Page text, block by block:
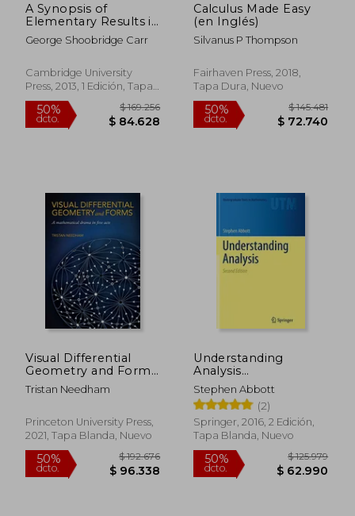
50%
dcto.
$ 316.686
$ 158.343
50%
dcto.
A Synopsis of
Elementary Results in
Pure and Applied
Mathematics:
Propositions,
Formulae, and
With Abridged.
(Cambridge Library
George Shoobridge Carr
Cambridge University
Press, 2013, 1 Edición, Tapa
Blanda, Nuevo
Calculus Made Easy
(en Inglés)
Silvanus P Thompson
Fairhaven Press, 2018,
Tapa Dura, Nuevo
Visual Differential
Geometry and Forms:
A Mathematical
Drama in Five Acts
Tristan Needham
Princeton University Press,
2021, Tapa Blanda, Nuevo
Understanding
Analysis
(Undergraduate Texts
in Mathematics) (en
Inglés)
Stephen Abbott
(2)
Springer, 2016, 2 Edición,
Tapa Blanda, Nuevo